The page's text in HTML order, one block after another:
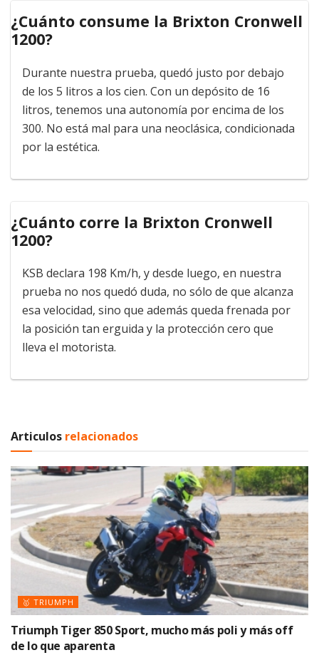
¿Cuánto consume la Brixton Cronwell
1200?
Durante nuestra prueba, quedó justo por debajo
de los 5 litros a los cien. Con un depósito de 16
litros, tenemos una autonomía por encima de los
300. No está mal para una neoclásica, condicionada
por la estética.
¿Cuánto corre la Brixton Cronwell
1200?
KSB declara 198 Km/h, y desde luego, en nuestra
prueba no nos quedó duda, no sólo de que alcanza
esa velocidad, sino que además queda frenada por
la posición tan erguida y la protección cero que
lleva el motorista.
Articulos relacionados
🥇 TRIUMPH
Triumph Tiger 850 Sport, mucho más poli y más off
de lo que aparenta